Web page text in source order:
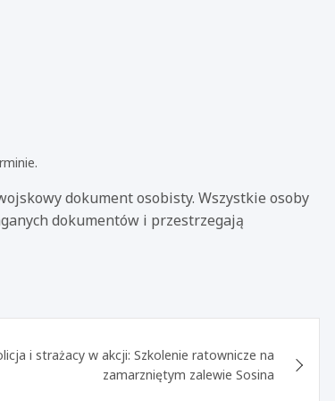
dokument osobisty. Wszystkie osoby
dokumentów i przestrzegają
i strażacy w akcji: Szkolenie ratownicze na
zamarzniętym zalewie Sosina